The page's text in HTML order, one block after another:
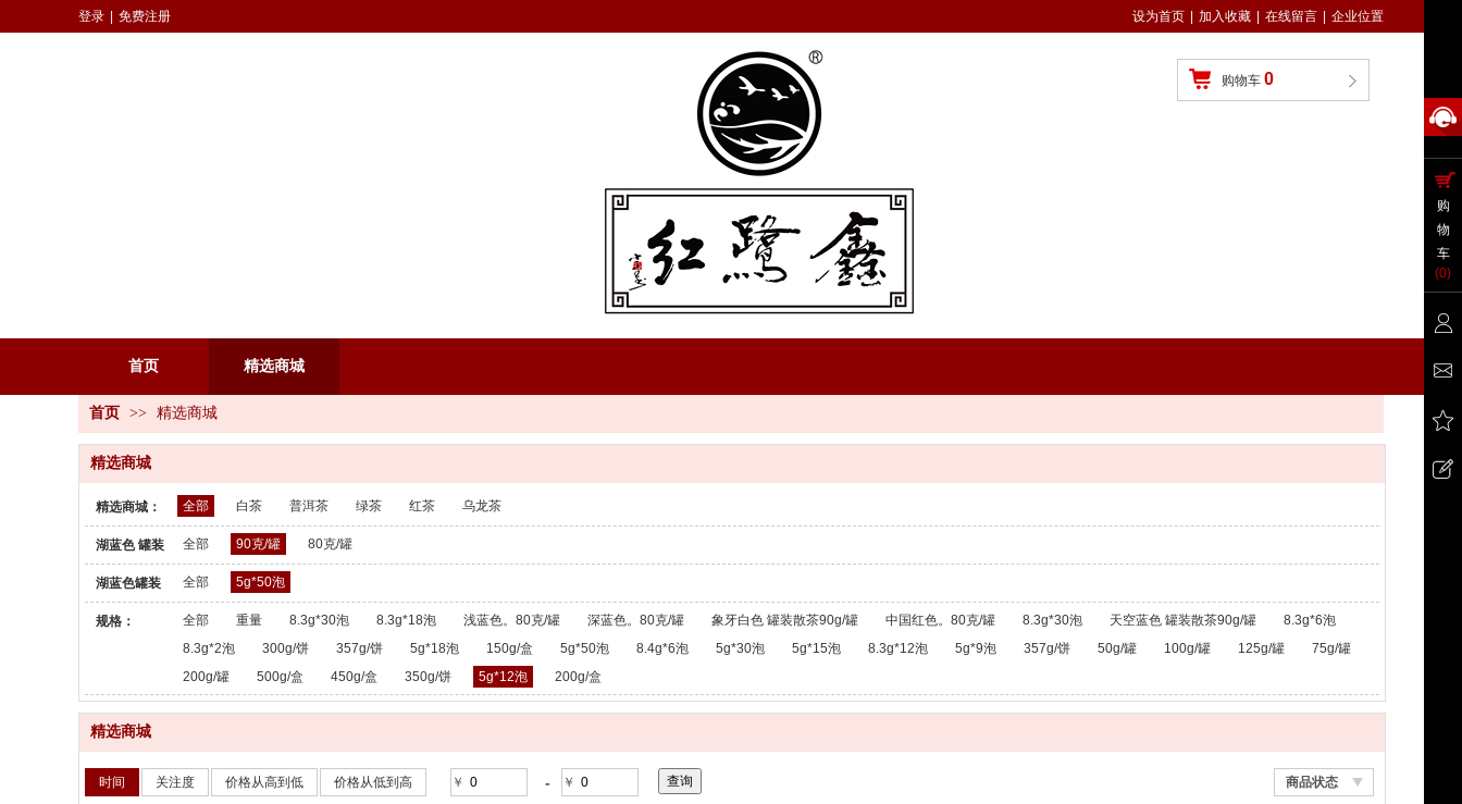
购物车 0
登录 免费注册 设为首页 加入收藏 在线留言 企业位置
首页 精选商城
首页 >> 精选商城
精选商城
精选商城： 全部 白茶 普洱茶 绿茶 红茶 乌龙茶
湖蓝色 罐装
散茶：
全部 90克/罐 80克/罐
湖蓝色罐装
散茶：
全部 5g*50泡
规格： 全部 重量 8.3g*30泡 8.3g*18泡 浅蓝色。80克/罐 深蓝色。80克/罐 象牙白色 罐装散茶90g/罐 中国红色。80克/罐 8.3g*30泡 天空蓝色 罐装散茶90g/罐
8.3g*6泡
8.3g*2泡
300g/饼 357g/饼 5g*18泡 150g/盒 5g*50泡 8.4g*6泡 5g*30泡 5g*15泡 8.3g*12泡 5g*9泡 357g/饼 50g/罐 100g/罐 125g/罐
75g/罐
200g/罐
500g/盒 450g/盒 350g/饼 5g*12泡 200g/盒
精选商城
商品状态
时间 关注度 价格从高到低 价格从低到高 ￥ - ￥
购
物
车
(0)